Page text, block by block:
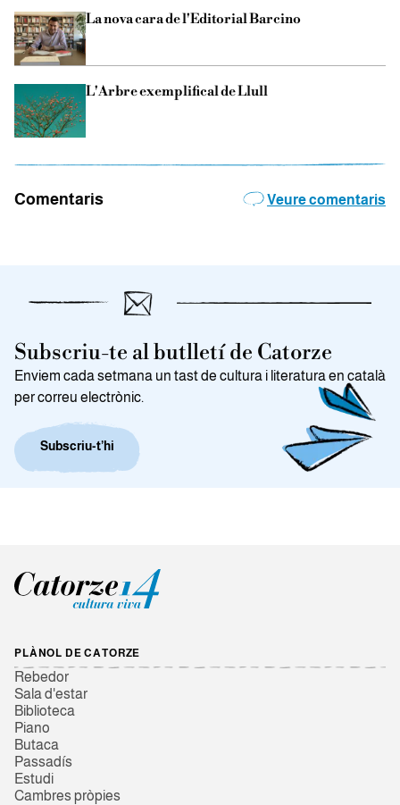
La nova cara de l'Editorial Barcino
L'Arbre exemplifical de Llull
Comentaris Veure comentaris
Subscriu-te al butlletí de Catorze
Enviem cada setmana un tast de cultura i literatura en català
per correu electrònic.
Subscriu-t’hi
PLÀNOL DE CATORZE
Rebedor
Sala d'estar
Biblioteca
Piano
Butaca
Passadís
Estudi
Cambres pròpies